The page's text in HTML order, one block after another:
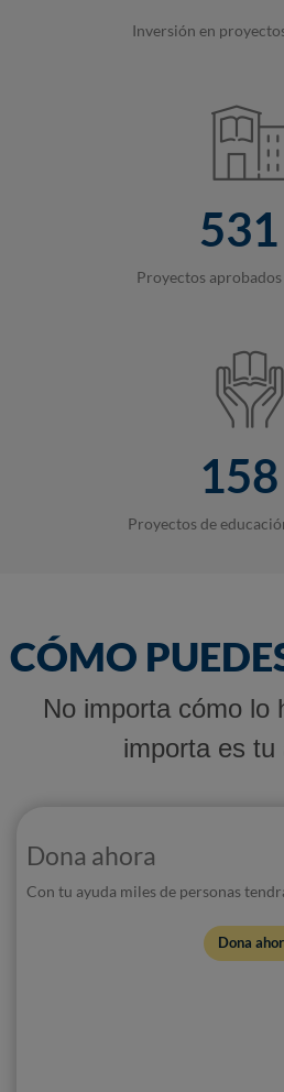
Inversión en
531
Proyectos
158
Proyectos de
CÓMO
No importa cómo lo
importa es tu
Dona ahora
Con tu ayuda miles de personas
Dona